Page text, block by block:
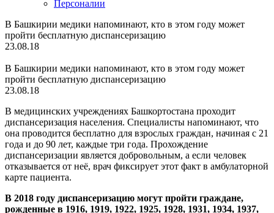
Персоналии
В Башкирии медики напоминают, кто в этом году может
пройти бесплатную диспансеризацию
23.08.18
В Башкирии медики напоминают, кто в этом году может
пройти бесплатную диспансеризацию
23.08.18
В медицинских учреждениях Башкортостана проходит
диспансеризация населения. Специалисты напоминают, что
она проводится бесплатно для взрослых граждан, начиная с 21
года и до 90 лет, каждые три года. Прохождение
диспансеризации является добровольным, а если человек
отказывается от неё, врач фиксирует этот факт в амбулаторной
карте пациента.
В 2018 году диспансеризацию могут пройти граждане,
рожденные в 1916, 1919, 1922, 1925, 1928, 1931, 1934, 1937,